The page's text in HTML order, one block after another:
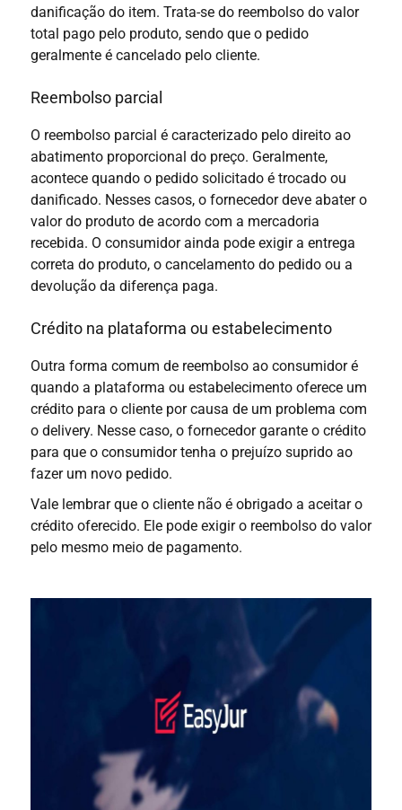
danificação do item. Trata-se do reembolso do valor
total pago pelo produto, sendo que o pedido
geralmente é cancelado pelo cliente.
Reembolso parcial
O reembolso parcial é caracterizado pelo direito ao
abatimento proporcional do preço. Geralmente,
acontece quando o pedido solicitado é trocado ou
danificado. Nesses casos, o fornecedor deve abater o
valor do produto de acordo com a mercadoria
recebida. O consumidor ainda pode exigir a entrega
correta do produto, o cancelamento do pedido ou a
devolução da diferença paga.
Crédito na plataforma ou estabelecimento
Outra forma comum de reembolso ao consumidor é
quando a plataforma ou estabelecimento oferece um
crédito para o cliente por causa de um problema com
o delivery. Nesse caso, o fornecedor garante o crédito
para que o consumidor tenha o prejuízo suprido ao
fazer um novo pedido.
Vale lembrar que o cliente não é obrigado a aceitar o
crédito oferecido. Ele pode exigir o reembolso do valor
pelo mesmo meio de pagamento.